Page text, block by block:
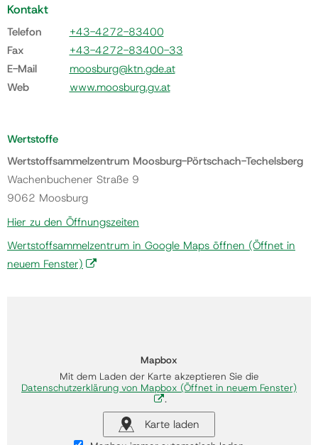
Kontakt
Telefon
+43-4272-83400
Fax
+43-4272-83400-33
E-Mail
moosburg@ktn.gde.at
Web
www.moosburg.gv.at
Wertstoffe
Wertstoffsammelzentrum Moosburg-Pörtschach-Techelsberg
Wachenbuchener Straße 9
9062 Moosburg
Hier zu den Öffnungszeiten
Wertstoffsammelzentrum in Google Maps öffnen (Öffnet in
neuem Fenster)
Mapbox
Mit dem Laden der Karte akzeptieren Sie die
Datenschutzerklärung von Mapbox (Öffnet in neuem Fenster)
.
Karte laden